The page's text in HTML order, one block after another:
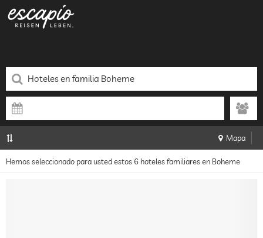
Mapa
Hemos seleccionado para usted estos 6 hoteles familiares en Boheme